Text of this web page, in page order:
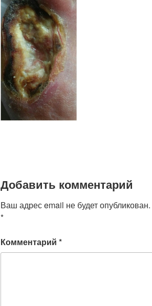
Добавить комментарий
Ваш адрес email не будет опубликован.
*
Комментарий *